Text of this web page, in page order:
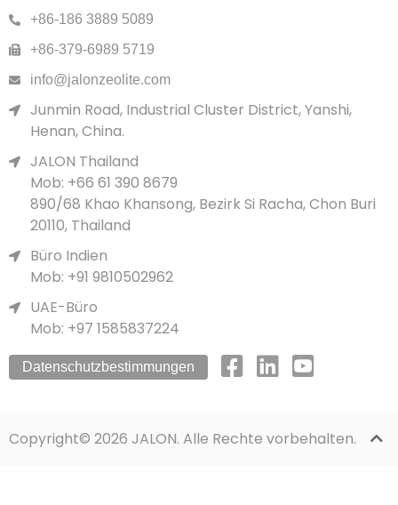
+86-186 3889 5089
+86-379-6989 5719
info@jalonzeolite.com
Junmin Road, Industrial Cluster District, Yanshi,
Henan, China.
JALON Thailand
Mob: +66 61 390 8679
890/68 Khao Khansong, Bezirk Si Racha, Chon Buri
20110, Thailand
Büro Indien
Mob: +91 9810502962
UAE-Büro
Mob: +97 1585837224
Datenschutzbestimmungen
Copyright© 2026 JALON. Alle Rechte vorbehalten.